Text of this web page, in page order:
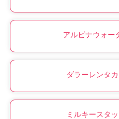
アルピナウォー
ダラーレンタ
ミルキースタ